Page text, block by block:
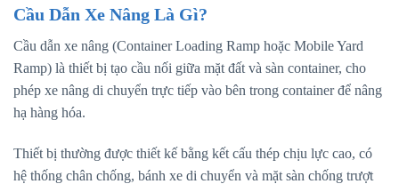
Cầu Dẫn Xe Nâng Là Gì?
Cầu dẫn xe nâng (Container Loading Ramp hoặc Mobile Yard
Ramp) là thiết bị tạo cầu nối giữa mặt đất và sàn container, cho
phép xe nâng di chuyển trực tiếp vào bên trong container để nâng
hạ hàng hóa.
Thiết bị thường được thiết kế bằng kết cấu thép chịu lực cao, có
hệ thống chân chống, bánh xe di chuyển và mặt sàn chống trượt